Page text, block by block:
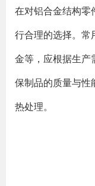
在对铝合金结构零
行合理的选择。常
金等，应根据生产
保制品的质量与性
热处理。